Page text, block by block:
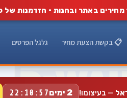
מחירים באתר ובחנות · הזדמנות של
📋 בקשת הצעת מחיר גלגל הפרסים
— בעיצומו! 2 ימים 22:10:56